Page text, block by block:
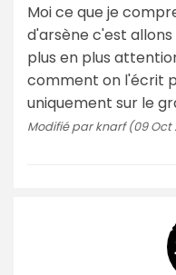
Moi ce que je
d'arsène c'est
plus en plus
comment on l'écrit
uniquement sur le
Modifié par knarf (09 Oct